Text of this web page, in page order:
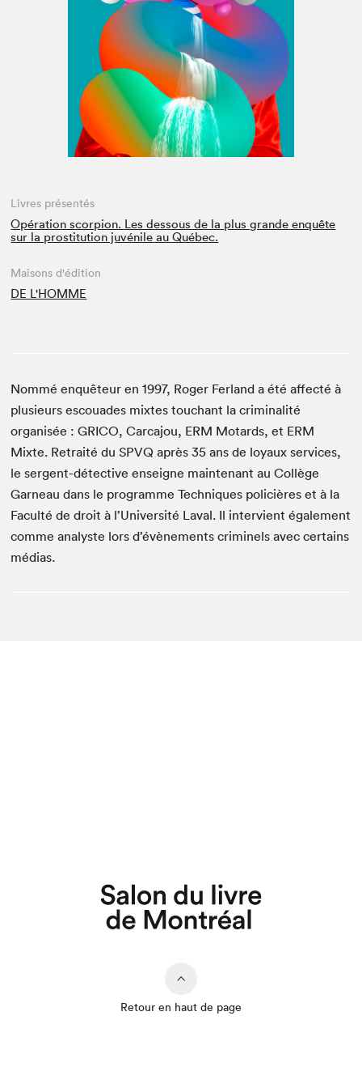
Espace médias
Livres présentés
Opération scorpion. Les dessous de la plus grande enquête
sur la prostitution juvénile au Québec.
Maisons d'édition
DE L'HOMME
Nommé enquêteur en 1997, Roger Ferland a été affecté à
plusieurs escouades mixtes touchant la criminalité
organisée : GRICO, Carcajou, ERM Motards, et ERM
Mixte. Retraité du SPVQ après 35 ans de loyaux services,
le sergent-détective enseigne maintenant au Collège
Garneau dans le programme Techniques policières et à la
Faculté de droit à l’Université Laval. Il intervient également
comme analyste lors d’évènements criminels avec certains
médias.
Retour en haut de page